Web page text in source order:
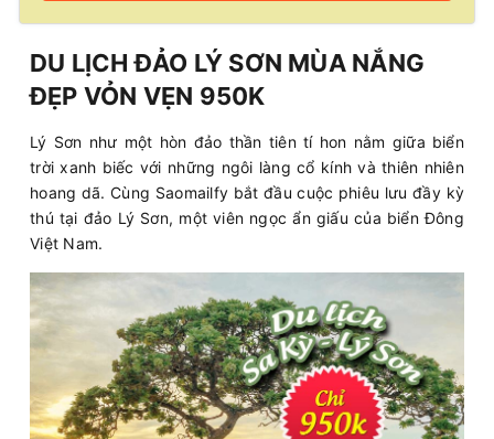
DU LỊCH ĐẢO LÝ SƠN MÙA NẮNG
ĐẸP VỎN VẸN 950K
Lý Sơn như một hòn đảo thần tiên tí hon nằm giữa biển
trời xanh biếc với những ngôi làng cổ kính và thiên nhiên
hoang dã. Cùng Saomailfy bắt đầu cuộc phiêu lưu đầy kỳ
thú tại đảo Lý Sơn, một viên ngọc ẩn giấu của biển Đông
Việt Nam.